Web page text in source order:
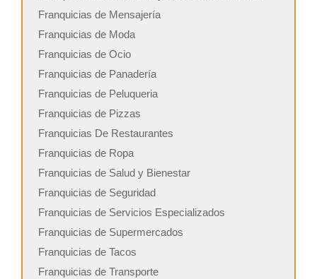
Franquicias de Mensajería
Franquicias de Moda
Franquicias de Ocio
Franquicias de Panadería
Franquicias de Peluqueria
Franquicias de Pizzas
Franquicias De Restaurantes
Franquicias de Ropa
Franquicias de Salud y Bienestar
Franquicias de Seguridad
Franquicias de Servicios Especializados
Franquicias de Supermercados
Franquicias de Tacos
Franquicias de Transporte